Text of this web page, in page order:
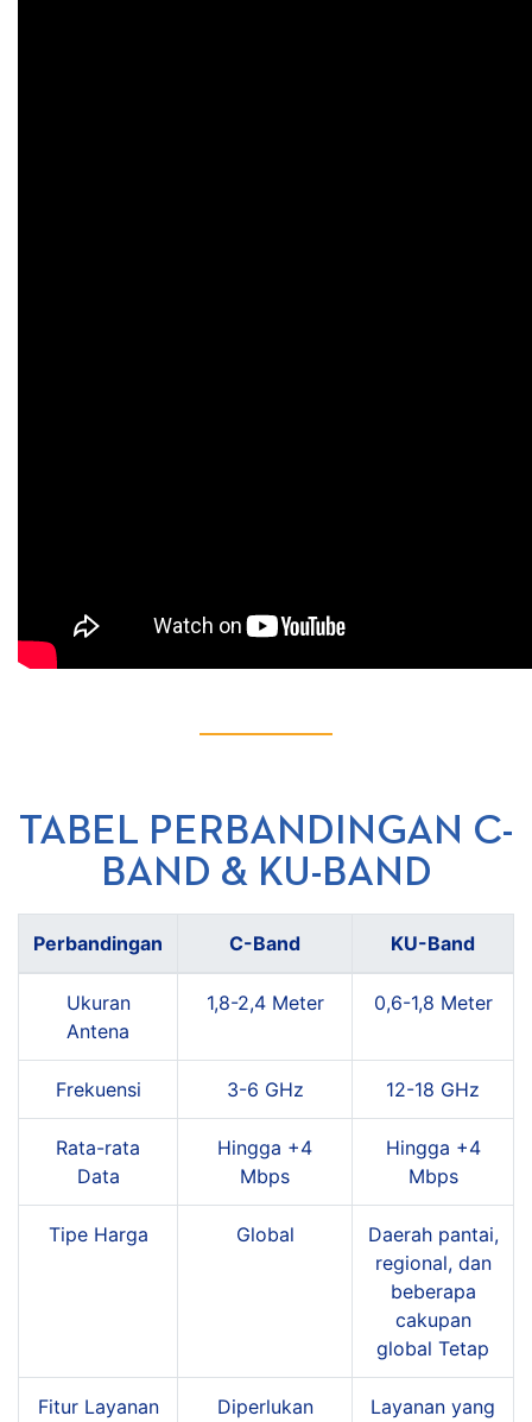
TABEL PERBANDINGAN C-
BAND & KU-BAND
Perbandingan C-Band KU-Band
Ukuran
Antena
1,8-2,4 Meter 0,6-1,8 Meter
Frekuensi 3-6 GHz 12-18 GHz
Rata-rata
Data
Hingga +4
Mbps
Hingga +4
Mbps
Tipe Harga Global
Daerah pantai,
regional, dan
beberapa
cakupan
global Tetap
Fitur Layanan
Diperlukan
Layanan yang